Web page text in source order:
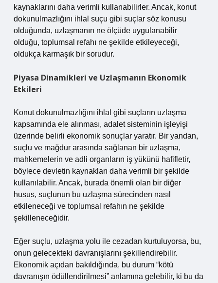
kaynaklarını daha verimli kullanabilirler. Ancak, konut
dokunulmazlığını ihlal suçu gibi suçlar söz konusu
olduğunda, uzlaşmanın ne ölçüde uygulanabilir
olduğu, toplumsal refahı ne şekilde etkileyeceği,
oldukça karmaşık bir sorudur.
Piyasa Dinamikleri ve Uzlaşmanın Ekonomik
Etkileri
Konut dokunulmazlığını ihlal gibi suçların uzlaşma
kapsamında ele alınması, adalet sisteminin işleyişi
üzerinde belirli ekonomik sonuçlar yaratır. Bir yandan,
suçlu ve mağdur arasında sağlanan bir uzlaşma,
mahkemelerin ve adli organların iş yükünü hafifletir,
böylece devletin kaynakları daha verimli bir şekilde
kullanılabilir. Ancak, burada önemli olan bir diğer
husus, suçlunun bu uzlaşma sürecinden nasıl
etkileneceği ve toplumsal refahın ne şekilde
şekilleneceğidir.
Eğer suçlu, uzlaşma yolu ile cezadan kurtuluyorsa, bu,
onun gelecekteki davranışlarını şekillendirebilir.
Ekonomik açıdan bakıldığında, bu durum “kötü
davranışın ödüllendirilmesi” anlamına gelebilir, ki bu da